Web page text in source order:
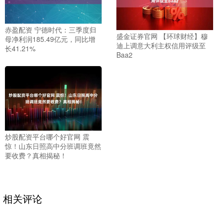
赤盈配资 宁德时代：三季度归
母净利润185.49亿元，同比增
长41.21%
盛金证券官网 【环球财经】穆
迪上调意大利主权信用评级至
Baa2
炒股配资平台哪个好官网 震
惊！山东日照高中分班调班竟然
要收费？真相揭秘！
相关评论